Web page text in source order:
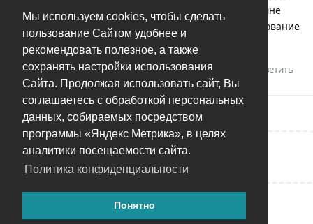
Мы используем cookies, чтобы сделать
пользование Сайтом удобнее и
рекомендовать полезное, а также
сохранять настройки использования
Сайта. Продолжая использовать сайт, Вы
соглашаетесь с обработкой персональных
данных, собираемых посредством
программы «Яндекс Метрика», в целях
аналитики посещаемости сайта.
Политика конфиденциальности
Понятно
но честно говоря, они на столько не массовые, что мне
пока сложно придумать для себя достаточное обоснование
для постановки данной задачи в план работ.
Ответить
Игорьоценил это.
Написать ответ...